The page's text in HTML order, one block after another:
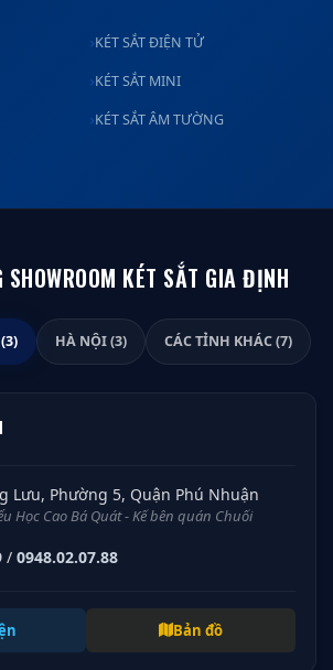
KÉT SẮT ĐIỆN TỬ
KÉT SẮT MINI
KÉT SẮT ÂM TƯỜNG
SHOWROOM KÉT SẮT GIA ĐỊNH
HÀ NỘI (3) CÁC TỈNH KHÁC (7)
Lưu, Phường 5, Quận Phú Nhuận
Học Cao Bá Quát - Kế bên quán Chuối
/ 0948.02.07.88
Bản đồ